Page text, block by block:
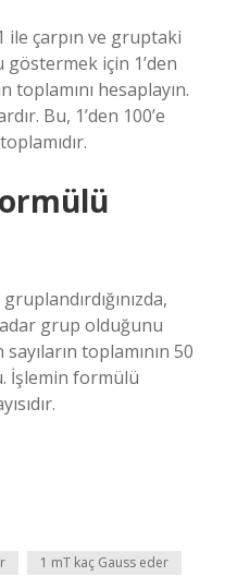
ile çarpın ve gruptaki
göstermek için 1’den
toplamını hesaplayın.
Bu, 1’den 100’e
grup olduğunu
toplamının 50
İşlemin formülü
1 mT kaç Gauss eder